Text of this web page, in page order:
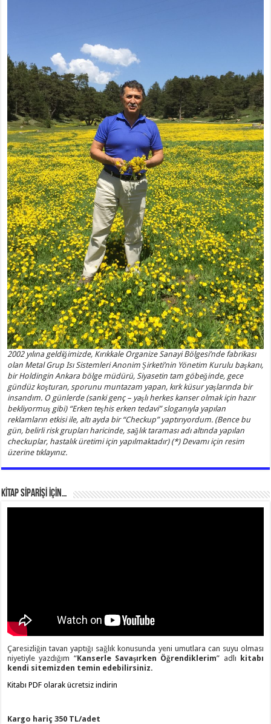
2002 yılına geldiğimizde, Kırıkkale Organize Sanayi Bölgesi’nde fabrikası
olan Metal Grup Isı Sistemleri Anonim Şirketi’nin Yönetim Kurulu başkanı,
bir Holdingin Ankara bölge müdürü, Siyasetin tam göbeğinde, gece
gündüz koşturan, sporunu muntazam yapan, kırk küsur yaşlarında bir
insandım. O günlerde (sanki genç – yaşlı herkes kanser olmak için hazır
bekliyormuş gibi) “Erken teşhis erken tedavi” sloganıyla yapılan
reklamların etkisi ile, altı ayda bir “Checkup” yaptırıyordum. (Bence bu
gün, belirli risk grupları haricinde, sağlık taraması adı altında yapılan
checkuplar, hastalık üretimi için yapılmaktadır) (*) Devamı için resim
üzerine tıklayınız.
KİTAP SİPARİŞİ İÇİN…
Çaresizliğin tavan yaptığı sağlık konusunda yeni umutlara can suyu olması
niyetiyle yazdığım “Kanserle Savaşırken Öğrendiklerim” adlı kitabı
kendi sitemizden temin edebilirsiniz.
Kitabı PDF olarak ücretsiz indirin
Kargo hariç 350 TL/adet